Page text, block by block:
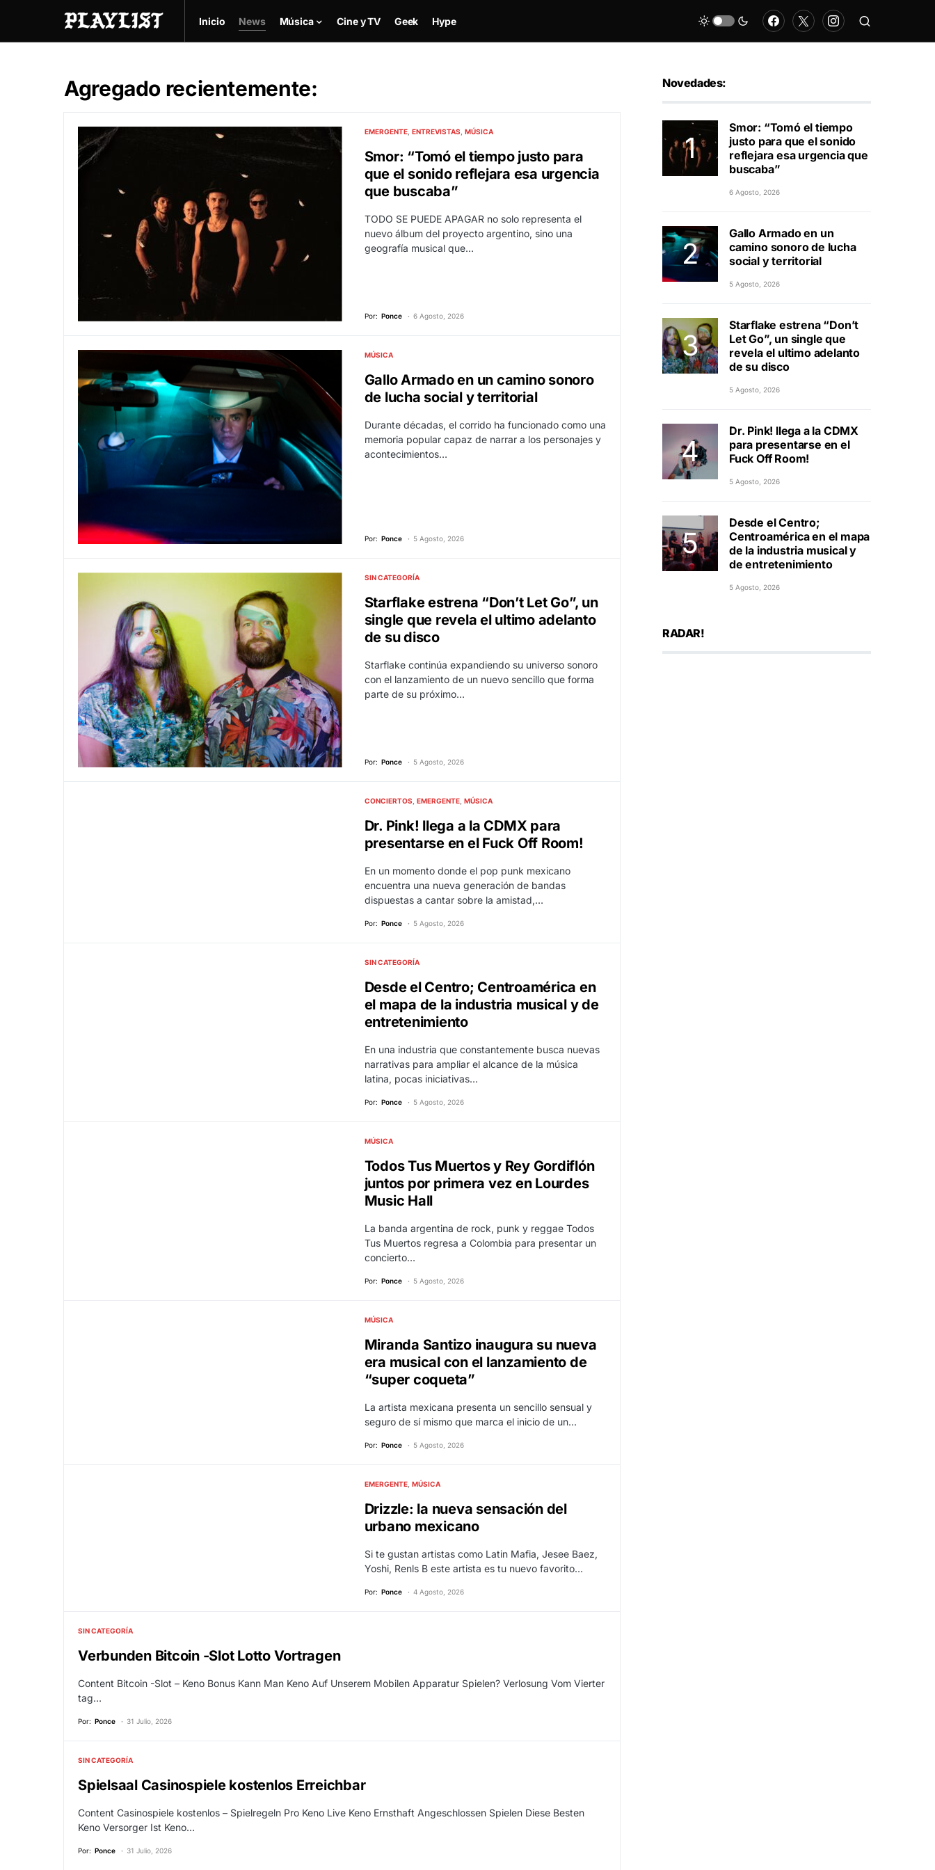
Inicio News Música Cine y TV Geek Hype
Agregado recientemente:
EMERGENTE ENTREVISTAS MÚSICA
Smor: “Tomó el tiempo justo para
que el sonido reflejara esa urgencia
que buscaba”
TODO SE PUEDE APAGAR no solo representa el
nuevo álbum del proyecto argentino, sino una
geografía musical que…
Por: Ponce 6 Agosto, 2026
MÚSICA
Gallo Armado en un camino sonoro
de lucha social y territorial
Durante décadas, el corrido ha funcionado como una
memoria popular capaz de narrar a los personajes y
acontecimientos…
Por: Ponce 5 Agosto, 2026
SIN CATEGORÍA
Starflake estrena “Don’t Let Go”, un
single que revela el ultimo adelanto
de su disco
Starflake continúa expandiendo su universo sonoro
con el lanzamiento de un nuevo sencillo que forma
parte de su próximo…
Por: Ponce 5 Agosto, 2026
CONCIERTOS EMERGENTE MÚSICA
Dr. Pink! llega a la CDMX para
presentarse en el Fuck Off Room!
En un momento donde el pop punk mexicano
encuentra una nueva generación de bandas
dispuestas a cantar sobre la amistad,…
Por: Ponce 5 Agosto, 2026
SIN CATEGORÍA
Desde el Centro; Centroamérica en
el mapa de la industria musical y de
entretenimiento
En una industria que constantemente busca nuevas
narrativas para ampliar el alcance de la música
latina, pocas iniciativas…
Por: Ponce 5 Agosto, 2026
MÚSICA
Todos Tus Muertos y Rey Gordiflón
juntos por primera vez en Lourdes
Music Hall
La banda argentina de rock, punk y reggae Todos
Tus Muertos regresa a Colombia para presentar un
concierto…
Por: Ponce 5 Agosto, 2026
MÚSICA
Miranda Santizo inaugura su nueva
era musical con el lanzamiento de
“super coqueta”
​La artista mexicana presenta un sencillo sensual y
seguro de sí mismo que marca el inicio de un…
Por: Ponce 5 Agosto, 2026
EMERGENTE MÚSICA
Drizzle: la nueva sensación del
urbano mexicano
Si te gustan artistas como Latin Mafia, Jesee Baez,
Yoshi, Renls B este artista es tu nuevo favorito…
Por: Ponce 4 Agosto, 2026
SIN CATEGORÍA
Verbunden Bitcoin -Slot Lotto Vortragen
Content Bitcoin -Slot – Keno Bonus Kann Man Keno Auf Unserem Mobilen Apparatur Spielen? Verlosung Vom Vierter
tag…
Por: Ponce 31 Julio, 2026
SIN CATEGORÍA
Spielsaal Casinospiele kostenlos Erreichbar
Content Casinospiele kostenlos – Spielregeln Pro Keno Live Keno Ernsthaft Angeschlossen Spielen Diese Besten
Keno Versorger Ist Keno…
Por: Ponce 31 Julio, 2026
Novedades:
Smor: “Tomó el tiempo
justo para que el sonido
reflejara esa urgencia que
buscaba”
6 Agosto, 2026
Gallo Armado en un
camino sonoro de lucha
social y territorial
5 Agosto, 2026
Starflake estrena “Don’t
Let Go”, un single que
revela el ultimo adelanto
de su disco
5 Agosto, 2026
Dr. Pink! llega a la CDMX
para presentarse en el
Fuck Off Room!
5 Agosto, 2026
Desde el Centro;
Centroamérica en el mapa
de la industria musical y
de entretenimiento
5 Agosto, 2026
RADAR!